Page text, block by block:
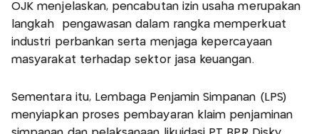
OJK menjelaskan, pencabutan izin usaha merupakan
langkah pengawasan dalam rangka memperkuat
industri perbankan serta menjaga kepercayaan
masyarakat terhadap sektor jasa keuangan.
Sementara itu, Lembaga Penjamin Simpanan (LPS)
menyiapkan proses pembayaran klaim penjaminan